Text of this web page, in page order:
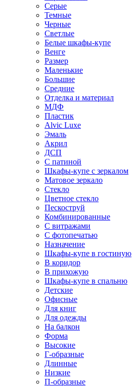
Серые
Темные
Черные
Светлые
Белые шкафы-купе
Венге
Размер
Маленькие
Большие
Средние
Отделка и материал
МДФ
Пластик
Alvic Luxe
Эмаль
Акрил
ДСП
С патиной
Шкафы-купе с зеркалом
Матовое зеркало
Стекло
Цветное стекло
Пескоструй
Комбинированные
С витражами
С фотопечатью
Назначение
Шкафы-купе в гостиную
В коридор
В прихожую
Шкафы-купе в спальню
Детские
Офисные
Для книг
Для одежды
На балкон
Форма
Высокие
Г-образные
Длинные
Низкие
П-образные